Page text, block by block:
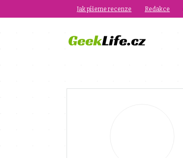
Jak píšeme recenze Redakce